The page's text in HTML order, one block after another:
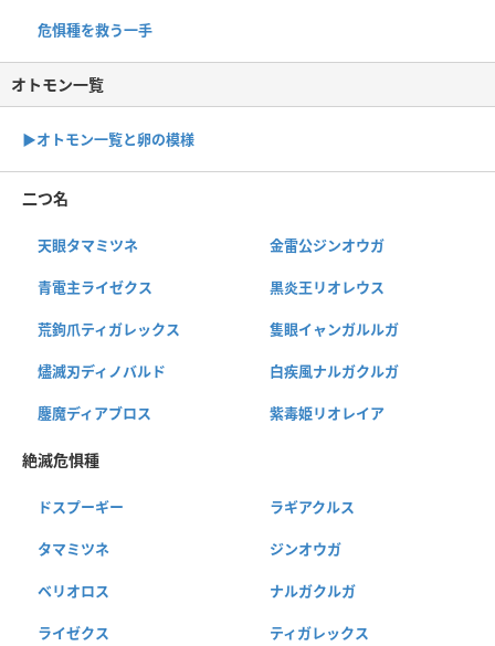
危惧種を救う一手
オトモン一覧
▶︎オトモン一覧と卵の模様
二つ名
天眼タマミツネ 金雷公ジンオウガ
青電主ライゼクス 黒炎王リオレウス
荒鉤爪ティガレックス 隻眼イャンガルルガ
燼滅刃ディノバルド 白疾風ナルガクルガ
鏖魔ディアブロス 紫毒姫リオレイア
絶滅危惧種
ドスプーギー ラギアクルス
タマミツネ ジンオウガ
ベリオロス ナルガクルガ
ライゼクス ティガレックス